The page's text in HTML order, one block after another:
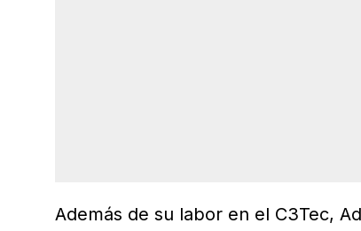
Además de su labor en el C3Tec,